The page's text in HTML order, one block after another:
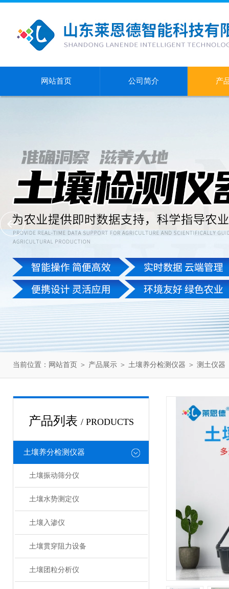
网站首页 公司简介 产
当前位置： 网站首页 ＞ 产品展示 ＞ 土壤养分检测仪器 ＞ 测土仪器
产品列表 / PRODUCTS
土壤养分检测仪器
土壤振动筛分仪
土壤水势测定仪
土壤入渗仪
土壤贯穿阻力设备
土壤团粒分析仪